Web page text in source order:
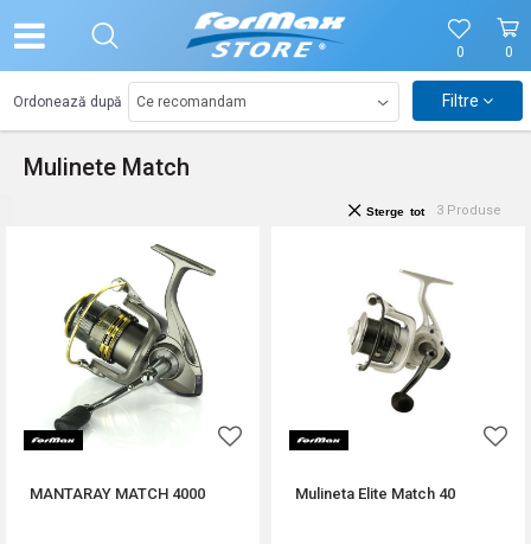
0
0
Mulinete Match
Ordonează după Filtre
3 Produse
Sterge tot
MANTARAY MATCH 4000 Mulineta Elite Match 40